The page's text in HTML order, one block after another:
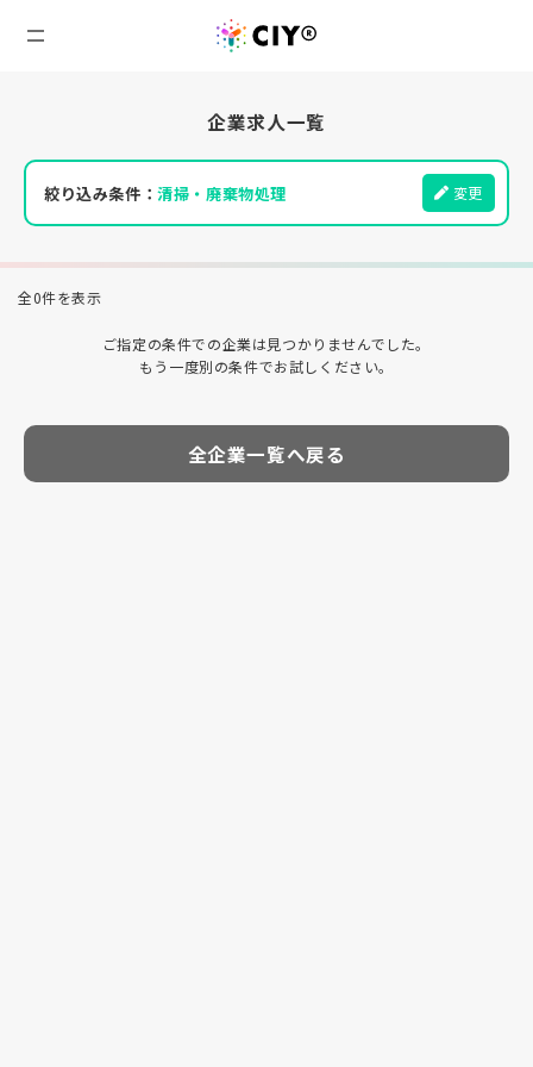
企業求人一覧
絞り込み条件：清掃・廃棄物処理 変更
全0件を表示
ご指定の条件での企業は見つかりませんでした。
もう一度別の条件でお試しください。
全企業一覧へ戻る